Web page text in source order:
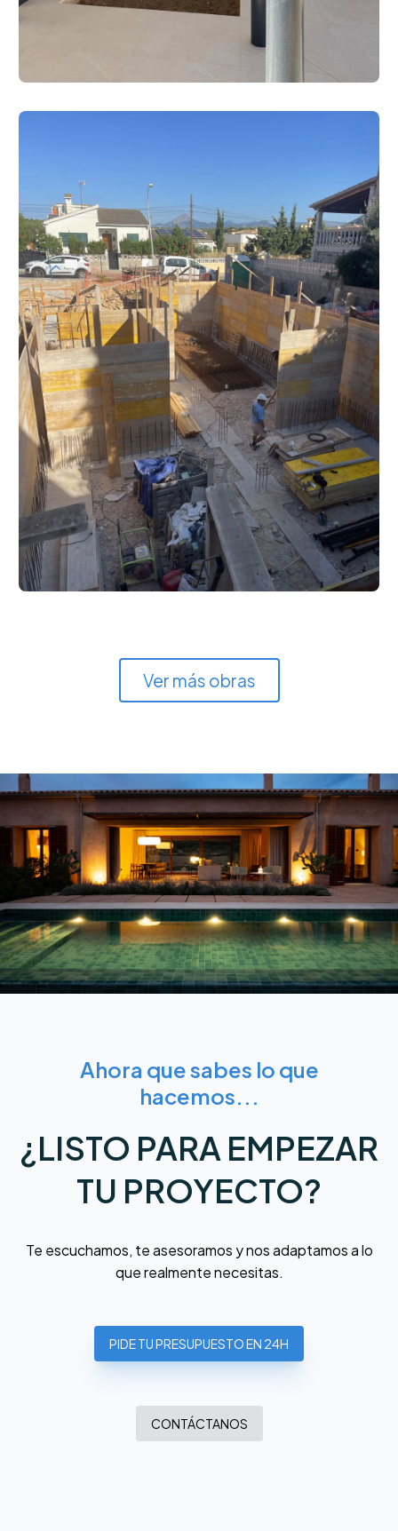
Ver más obras
Ahora que sabes lo que
hacemos...
¿LISTO PARA EMPEZAR
TU PROYECTO?
Te escuchamos, te asesoramos y nos adaptamos a lo
que realmente necesitas.
PIDE TU PRESUPUESTO EN 24H
CONTÁCTANOS